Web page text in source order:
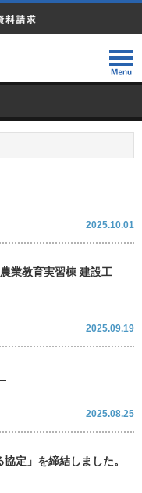
2025.10.01
業教育実習棟 建設工
2025.09.19
2025.08.25
定」を締結しました。